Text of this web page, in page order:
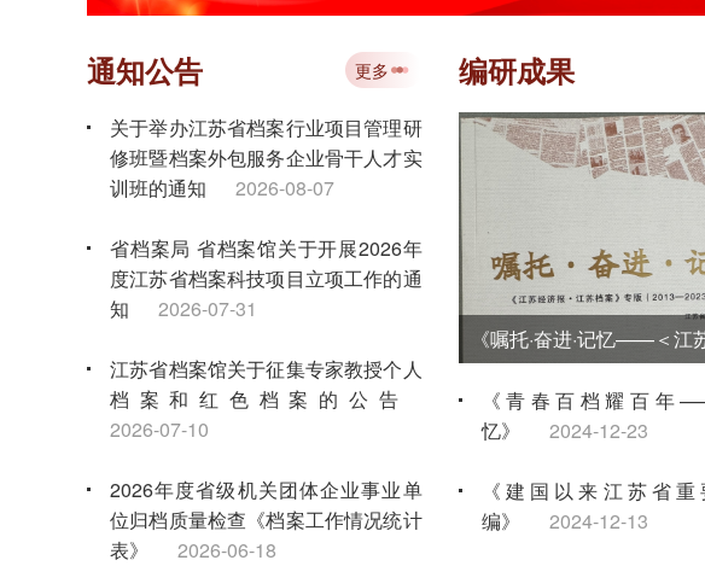
通知公告 更多
关于举办江苏省档案行业项目管理研
修班暨档案外包服务企业骨干人才实
训班的通知
2026-08-07
省档案局 省档案馆关于开展2026年
度江苏省档案科技项目立项工作的通
知
2026-07-31
江苏省档案馆关于征集专家教授个人
档案和红色档案的公告
2026-07-10
2026年度省级机关团体企业事业单
位归档质量检查《档案工作情况统计
表》
2026-06-18
编研成果
《青春百档耀百年
忆》
2024-12-23
《建国以来江苏省
编》
2024-12-13